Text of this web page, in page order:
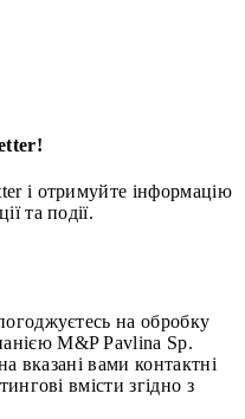
і отримуйте інформацію
та події.
на обробку
M&P Pavlina Sp.
вказані вами контактні
вмісти згідно з